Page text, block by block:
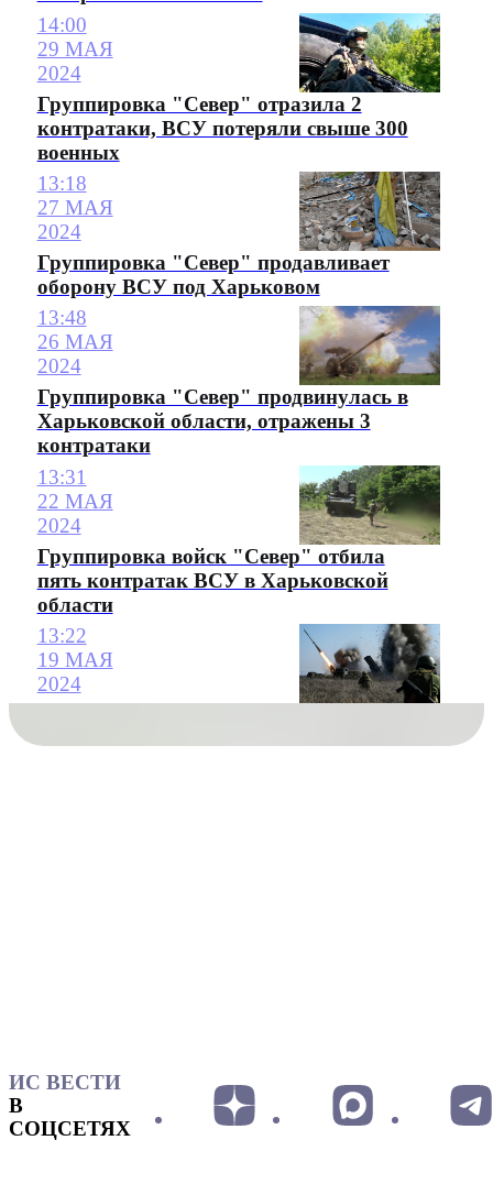
14:00
29 МАЯ
2024
Группировка "Север" отразила 2
контратаки, ВСУ потеряли свыше 300
военных
13:18
27 МАЯ
2024
Группировка "Север" продавливает
оборону ВСУ под Харьковом
13:48
26 МАЯ
2024
Группировка "Север" продвинулась в
Харьковской области, отражены 3
контратаки
13:31
22 МАЯ
2024
Группировка войск "Север" отбила
пять контратак ВСУ в Харьковской
области
13:22
19 МАЯ
2024
ИС ВЕСТИ
В
СОЦСЕТЯХ